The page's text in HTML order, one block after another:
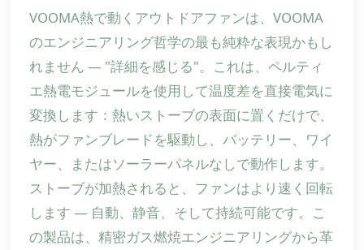
VOOMA熱で動くアウトドアファンは、VOOMA
のエンジニアリング哲学の最も純粋な表現かもし
れません — "詳細を感じる"。これは、ペルティ
エ熱電モジュールを使用して温度差を直接電気に
変換します：熱いストーブの表面に置くだけで、
熱がファンブレードを駆動し、バッテリー、ワイ
ヤー、またはソーラーパネルなしで動作します。
ストーブが加熱されると、ファンはより速く回転
します — 自動、静音、そして持続可能です。こ
の製品は、精密ガス燃焼エンジニアリングから革